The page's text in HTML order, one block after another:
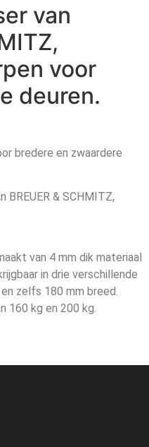
van
voor
deuren.
bredere en zwaardere
& SCHMITZ,
van 4 mm dik materiaal
in drie verschillende
zelfs 180 mm breed.
160 kg en 200 kg.